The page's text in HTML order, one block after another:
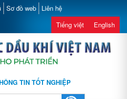
Sơ đồ web Liên hệ
Tiếng việt English
TIN TỐT NGHIỆP